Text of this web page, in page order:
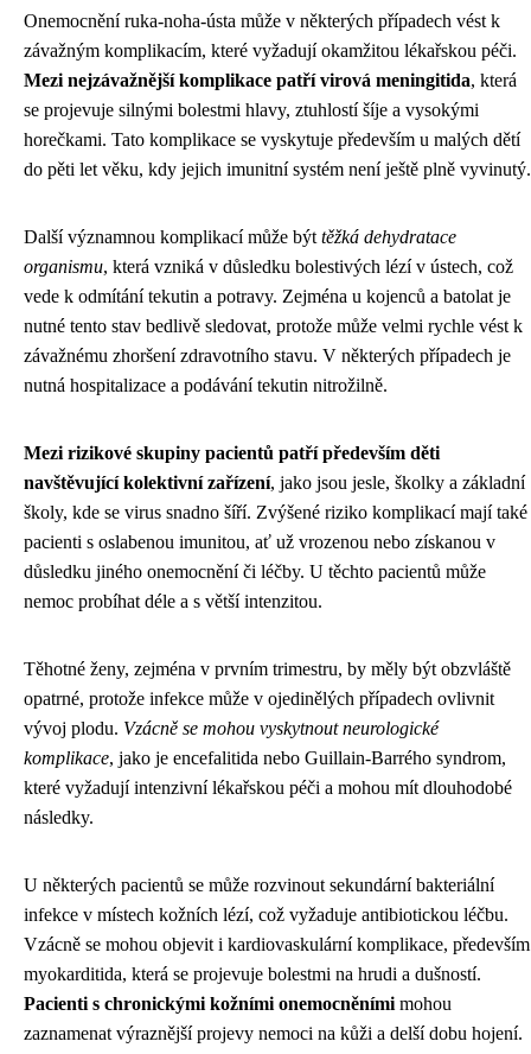
Onemocnění ruka-noha-ústa může v některých případech vést k
závažným komplikacím, které vyžadují okamžitou lékařskou péči.
Mezi nejzávažnější komplikace patří virová meningitida, která
se projevuje silnými bolestmi hlavy, ztuhlostí šíje a vysokými
horečkami. Tato komplikace se vyskytuje především u malých dětí
do pěti let věku, kdy jejich imunitní systém není ještě plně vyvinutý.
Další významnou komplikací může být těžká dehydratace
organismu, která vzniká v důsledku bolestivých lézí v ústech, což
vede k odmítání tekutin a potravy. Zejména u kojenců a batolat je
nutné tento stav bedlivě sledovat, protože může velmi rychle vést k
závažnému zhoršení zdravotního stavu. V některých případech je
nutná hospitalizace a podávání tekutin nitrožilně.
Mezi rizikové skupiny pacientů patří především děti
navštěvující kolektivní zařízení, jako jsou jesle, školky a základní
školy, kde se virus snadno šíří. Zvýšené riziko komplikací mají také
pacienti s oslabenou imunitou, ať už vrozenou nebo získanou v
důsledku jiného onemocnění či léčby. U těchto pacientů může
nemoc probíhat déle a s větší intenzitou.
Těhotné ženy, zejména v prvním trimestru, by měly být obzvláště
opatrné, protože infekce může v ojedinělých případech ovlivnit
vývoj plodu. Vzácně se mohou vyskytnout neurologické
komplikace, jako je encefalitida nebo Guillain-Barrého syndrom,
které vyžadují intenzivní lékařskou péči a mohou mít dlouhodobé
následky.
U některých pacientů se může rozvinout sekundární bakteriální
infekce v místech kožních lézí, což vyžaduje antibiotickou léčbu.
Vzácně se mohou objevit i kardiovaskulární komplikace, především
myokarditida, která se projevuje bolestmi na hrudi a dušností.
Pacienti s chronickými kožními onemocněními mohou
zaznamenat výraznější projevy nemoci na kůži a delší dobu hojení.